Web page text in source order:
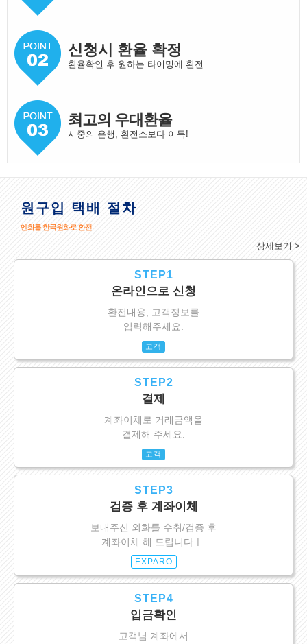
신청시 환율 확정
환율확인 후 원하는 타이밍에 환전
최고의 우대환율
시중의 은행, 환전소보다 이득!
원구입 택배 절차
엔화를 한국원화로 환전
상세보기 >
STEP1
온라인으로 신청
환전내용, 고객정보를
입력해주세요.
고객
STEP2
결제
계좌이체로 거래금액을
결제해 주세요.
고객
STEP3
검증 후 계좌이체
보내주신 외화를 수취/검증 후
계좌이체 해 드립니다ㅣ.
EXPARO
STEP4
입금확인
고객님 계좌에서